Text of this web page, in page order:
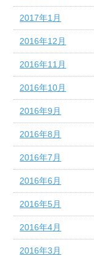
2017年1月
2016年12月
2016年11月
2016年10月
2016年9月
2016年8月
2016年7月
2016年6月
2016年5月
2016年4月
2016年3月